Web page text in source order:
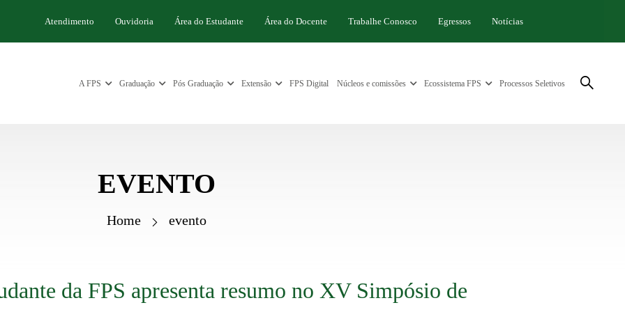
Atendimento Ouvidoria Área do Estudante Área do Docente Trabalhe Conosco Egressos Notícias
A FPS Graduação Pós Graduação Extensão FPS Digital Núcleos e comissões Ecossistema FPS Processos Seletivos
EVENTO
Home evento
da FPS apresenta resumo no XV Simpósio de